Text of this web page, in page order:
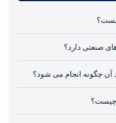
صنعتی دارد؟
آن چگونه انجام می شود؟
چیست؟